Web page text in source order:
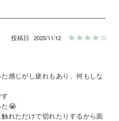
投稿日 2025/11/12
感じがし疲れもあり、何もしな
た😭
れただけで切れたりするから面